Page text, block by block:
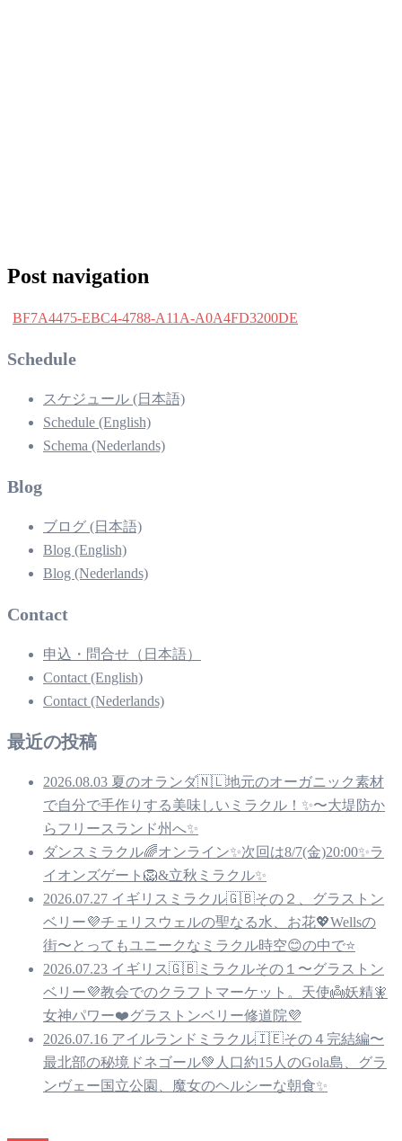
Post navigation
BF7A4475-EBC4-4788-A11A-A0A4FD3200DE
Schedule
スケジュール (日本語)
Schedule (English)
Schema (Nederlands)
Blog
ブログ (日本語)
Blog (English)
Blog (Nederlands)
Contact
申込・問合せ（日本語）
Contact (English)
Contact (Nederlands)
最近の投稿
2026.08.03 夏のオランダ🇳🇱地元のオーガニック素材
で自分で手作りする美味しいミラクル！✨〜大堤防か
らフリースランド州へ✨
ダンスミラクル🌈オンライン✨次回は8/7(金)20:00✨ラ
イオンズゲート🦁&立秋ミラクル✨
2026.07.27 イギリスミラクル🇬🇧その２、グラストン
ベリー💜チェリスウェルの聖なる水、お花💖Wellsの
街〜とってもユニークなミラクル時空😊の中で⭐️
2026.07.23 イギリス🇬🇧ミラクルその１〜グラストン
ベリー💜教会でのクラフトマーケット。天使👼妖精🧚
女神パワー❤️グラストンベリー修道院💜
2026.07.16 アイルランドミラクル🇮🇪その４完結編〜
最北部の秘境ドネゴール💚人口約15人のGola島、グラ
ンヴェー国立公園、魔女のヘルシーな朝食✨